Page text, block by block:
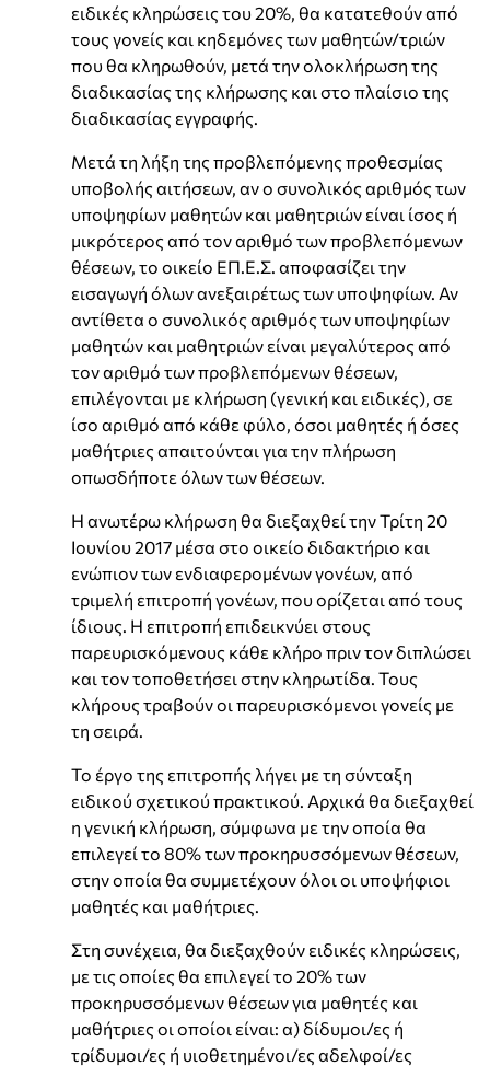
ειδικές κληρώσεις του 20%, θα κατατεθούν από
τους γονείς και κηδεμόνες των μαθητών/τριών
που θα κληρωθούν, μετά την ολοκλήρωση της
διαδικασίας της κλήρωσης και στο πλαίσιο της
διαδικασίας εγγραφής.
Μετά τη λήξη της προβλεπόμενης προθεσμίας
υποβολής αιτήσεων, αν ο συνολικός αριθμός των
υποψηφίων μαθητών και μαθητριών είναι ίσος ή
μικρότερος από τον αριθμό των προβλεπόμενων
θέσεων, το οικείο ΕΠ.Ε.Σ. αποφασίζει την
εισαγωγή όλων ανεξαιρέτως των υποψηφίων. Αν
αντίθετα ο συνολικός αριθμός των υποψηφίων
μαθητών και μαθητριών είναι μεγαλύτερος από
τον αριθμό των προβλεπόμενων θέσεων,
επιλέγονται με κλήρωση (γενική και ειδικές), σε
ίσο αριθμό από κάθε φύλο, όσοι μαθητές ή όσες
μαθήτριες απαιτούνται για την πλήρωση
οπωσδήποτε όλων των θέσεων.
Η ανωτέρω κλήρωση θα διεξαχθεί την Τρίτη 20
Ιουνίου 2017 μέσα στο οικείο διδακτήριο και
ενώπιον των ενδιαφερομένων γονέων, από
τριμελή επιτροπή γονέων, που ορίζεται από τους
ίδιους. Η επιτροπή επιδεικνύει στους
παρευρισκόμενους κάθε κλήρο πριν τον διπλώσει
και τον τοποθετήσει στην κληρωτίδα. Τους
κλήρους τραβούν οι παρευρισκόμενοι γονείς με
τη σειρά.
Το έργο της επιτροπής λήγει με τη σύνταξη
ειδικού σχετικού πρακτικού. Αρχικά θα διεξαχθεί
η γενική κλήρωση, σύμφωνα με την οποία θα
επιλεγεί το 80% των προκηρυσσόμενων θέσεων,
στην οποία θα συμμετέχουν όλοι οι υποψήφιοι
μαθητές και μαθήτριες.
Στη συνέχεια, θα διεξαχθούν ειδικές κληρώσεις,
με τις οποίες θα επιλεγεί το 20% των
προκηρυσσόμενων θέσεων για μαθητές και
μαθήτριες οι οποίοι είναι: α) δίδυμοι/ες ή
τρίδυμοι/ες ή υιοθετημένοι/ες αδελφοί/ες